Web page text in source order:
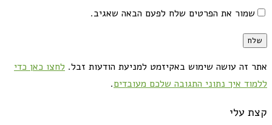
שמור את הפרטים שלח לפעם הבאה שאגיב.
אתר זה עושה שימוש באקיזמט למניעת הודעות זבל. לחצו כאן כדי
ללמוד איך נתוני התגובה שלכם מעובדים.
קצת עלי